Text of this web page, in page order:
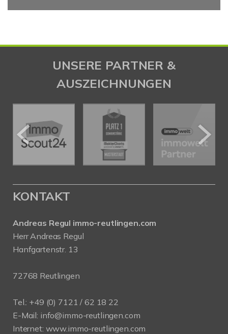
UNSERE PARTNER &
AUSZEICHNUNGEN
KONTAKT
Andreas Regul immo-reutlingen.com
Herr Andreas Regul
Hanfgartenstr. 13
72768 Reutlingen
Tel.: +49 (0) 7121 / 62 18 22
E-Mail: info@immo-reutlingen.com
Internet: www.immo-reutlingen.com